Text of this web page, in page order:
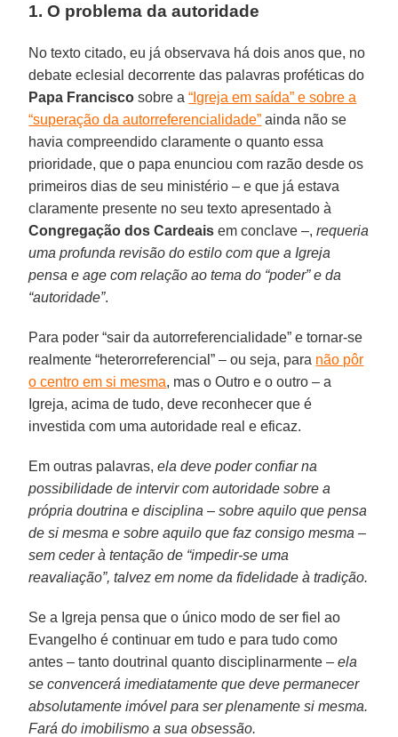
1. O problema da autoridade
No texto citado, eu já observava há dois anos que, no
debate eclesial decorrente das palavras proféticas do
Papa Francisco sobre a“Igreja em saída” e sobre a
“superação da autorreferencialidade” ainda não se
havia compreendido claramente o quanto essa
prioridade, que o papa enunciou com razão desde os
primeiros dias de seu ministério – e que já estava
claramente presente no seu texto apresentado à
Congregação dos Cardeais em conclave –,requeria
uma profunda revisão do estilo com que a Igreja
pensa e age com relação ao tema do “poder” e da
“autoridade”.
Para poder “sair da autorreferencialidade” e tornar-se
realmente “heterorreferencial” – ou seja, para não pôr
o centro em si mesma, mas o Outro e o outro – a
Igreja, acima de tudo, deve reconhecer que é
investida com uma autoridade real e eficaz.
Em outras palavras,ela deve poder confiar na
possibilidade de intervir com autoridade sobre a
própria doutrina e disciplina – sobre aquilo que pensa
de si mesma e sobre aquilo que faz consigo mesma –
sem ceder à tentação de “impedir-se uma
reavaliação”, talvez em nome da fidelidade à tradição.
Se a Igreja pensa que o único modo de ser fiel ao
Evangelho é continuar em tudo e para tudo como
antes – tanto doutrinal quanto disciplinarmente –ela
se convencerá imediatamente que deve permanecer
absolutamente imóvel para ser plenamente si mesma.
Fará do imobilismo a sua obsessão.